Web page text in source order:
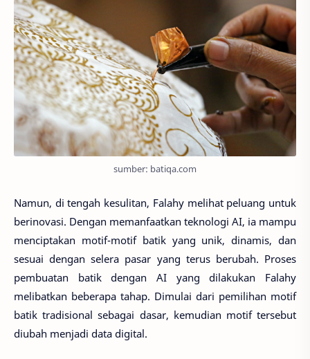
sumber: batiqa.com
Namun, di tengah kesulitan, Falahy melihat peluang untuk
berinovasi. Dengan memanfaatkan teknologi AI, ia mampu
menciptakan motif-motif batik yang unik, dinamis, dan
sesuai dengan selera pasar yang terus berubah. Proses
pembuatan batik dengan AI yang dilakukan Falahy
melibatkan beberapa tahap. Dimulai dari pemilihan motif
batik tradisional sebagai dasar, kemudian motif tersebut
diubah menjadi data digital.